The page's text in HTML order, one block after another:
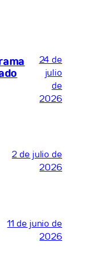
24 de
julio
de
2026
2 de julio de
2026
11 de junio de
2026